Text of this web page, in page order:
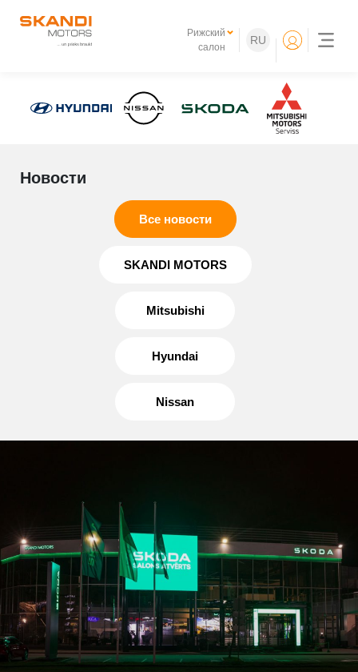
Рижский
салон
RU
Новости
Все новости
SKANDI MOTORS
Mitsubishi
Hyundai
Nissan